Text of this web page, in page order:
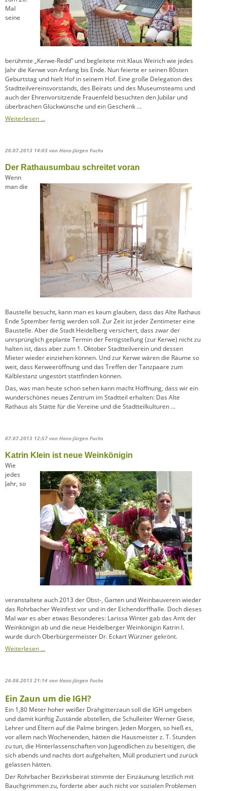
Mal
seine
berühmte „Kerwe-Redd” und begleitete mit Klaus Weirich wie jedes
Jahr die Kerwe von Anfang bis Ende. Nun feierte er seinen 80sten
Geburtstag und hielt Hof in seinem Hof. Eine große Delegation des
Stadtteilvereinsvorstands, des Beirats und des Museumsteams und
auch der Ehrenvorsitzende Frauenfeld besuchten den Jubilar und
überbrachen Glückwünsche und ein Geschenk …
Weiterlesen …
20.07.2013 14:03 von Hans-Jürgen Fuchs
Der Rathausumbau schreitet voran
Wenn
man die
Baustelle besucht, kann man es kaum glauben, dass das Alte Rathaus
Ende Sptember fertig werden soll. Zur Zeit ist jeder Zentimeter eine
Baustelle. Aber die Stadt Heidelberg versichert, dass zwar der
unrsprünglich geplante Termin der Fertigstellung (zur Kerwe) nicht zu
halten ist, dass aber zum 1. Oktober Stadtteilverein und dessen
Mieter wieder einziehen können. Und zur Kerwe wären die Räume so
weit, dass Kerweeröffnung und das Treffen der Tanzpaare zum
Kälblestanz ungestört stattfinden können.
Das, was man heute schon sehen kann macht Hoffnung, dass wir ein
wunderschönes neues Zentrum im Stadtteil erhalten: Das Alte
Rathaus als Stätte für die Vereine und die Stadtteilkulturen …
07.07.2013 12:57 von Hans-Jürgen Fuchs
Katrin Klein ist neue Weinkönigin
Wie
jedes
Jahr, so
veranstaltete auch 2013 der Obst-, Garten und Weinbauverein wieder
das Rohrbacher Weinfest vor und in der Eichendorffhalle. Doch dieses
Mal war es aber etwas Besonderes: Larissa Winter gab das Amt der
Weinkönigin ab und die neue Heidelberger Weinkönigin Katrin I.
wurde durch Oberbürgermeister Dr. Eckart Würzner gekrönt.
Weiterlesen …
26.06.2013 21:14 von Hans-Jürgen Fuchs
Ein Zaun um die IGH?
Ein 1,80 Meter hoher weißer Drahgitterzaun soll die IGH umgeben
und damit künftig Zustände abstellen, die Schulleiter Werner Giese,
Lehrer und Eltern auf die Palme bringen. Jeden Morgen, so hieß es,
vor allem nach Wochenenden, hätten die Hausmeister z. T. Stunden
zu tun, die Hinterlassenschaften von Jugendlichen zu beseitigen, die
sich abends und nachts dort aufgehalten, Müll produziert und zurück
gelassen hätten.
Der Rohrbacher Bezirksbeirat stimmte der Einzäunung letztlich mit
Bauchgrimmen zu, forderte aber auch nicht vor sozialen Problemen